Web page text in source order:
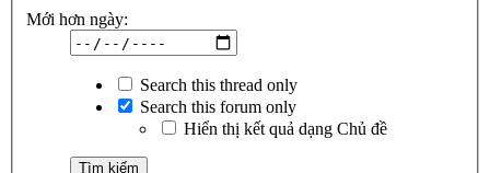
Mới hơn ngày:
Search this thread only
Search this forum only
Hiển thị kết quả dạng Chủ đề